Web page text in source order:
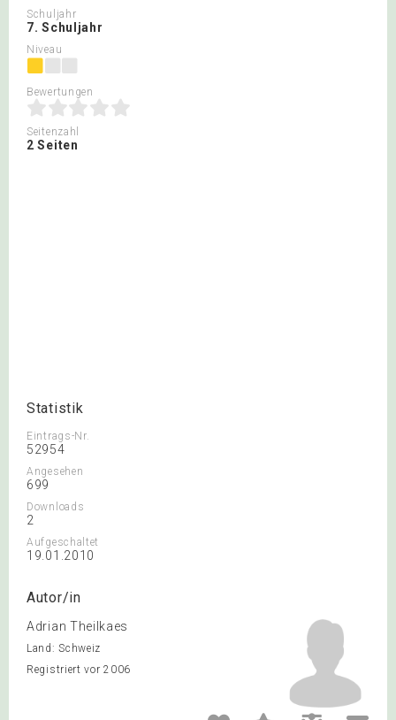
Schuljahr
7. Schuljahr
Niveau
Bewertungen
Seitenzahl
2 Seiten
Statistik
Eintrags-Nr.
52954
Angesehen
699
Downloads
2
Aufgeschaltet
19.01.2010
Autor/in
Adrian Theilkaes
Land: Schweiz
Registriert vor 2006